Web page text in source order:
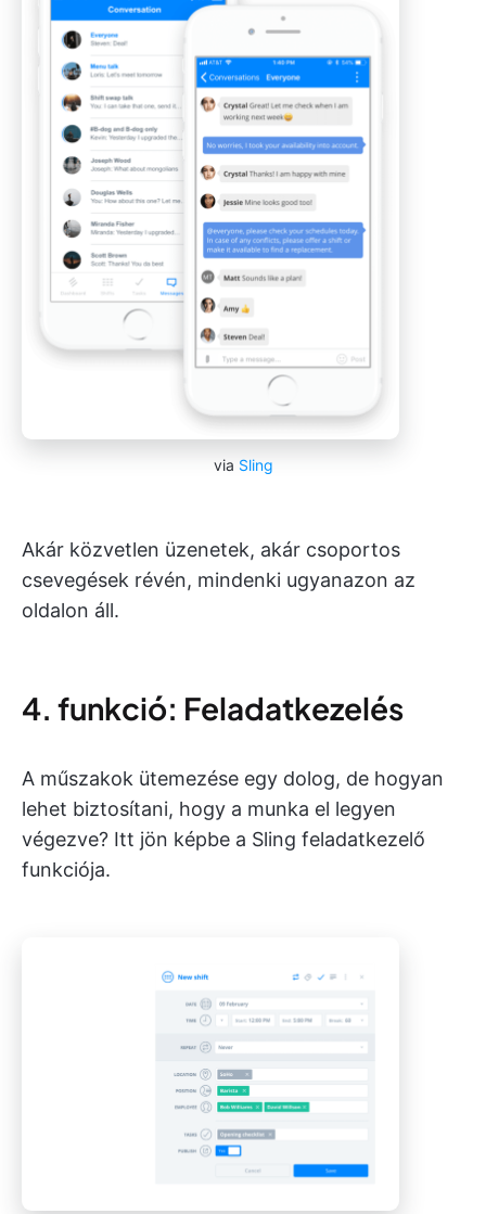
via Sling
Akár közvetlen üzenetek, akár csoportos
csevegések révén, mindenki ugyanazon az
oldalon áll.
4. funkció: Feladatkezelés
A műszakok ütemezése egy dolog, de hogyan
lehet biztosítani, hogy a munka el legyen
végezve? Itt jön képbe a Sling feladatkezelő
funkciója.